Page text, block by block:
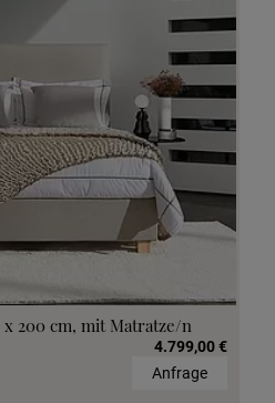
x 200 cm, mit Matratze/n
4.799,00 €
Anfrage